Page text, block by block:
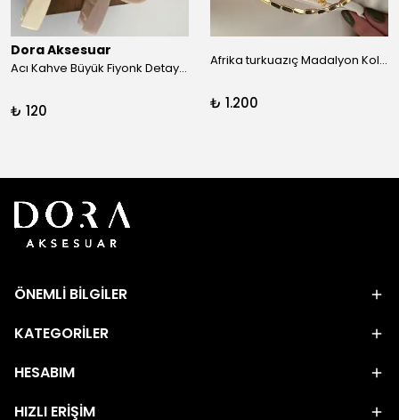
Dora Aksesuar
Acı Kahve Büyük Fiyonk Detay Kıskaç Toka
₺ 120
Afrika turkuazıç Madalyon Kolye
₺ 1.200
ÖNEMLİ BİLGİLER
KATEGORİLER
HESABIM
HIZLI ERİŞİM